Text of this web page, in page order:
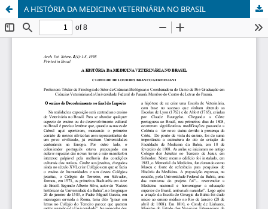
A HISTÓRIA DA MEDICINA VETERINÁRIA NO BRASIL